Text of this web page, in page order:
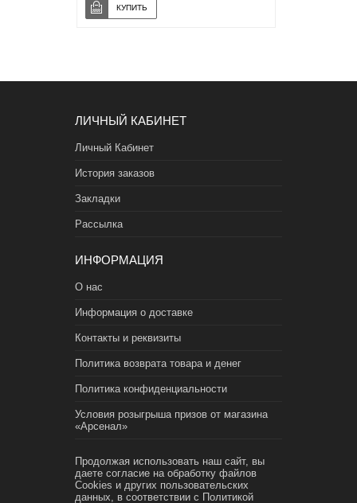
ЛИЧНЫЙ КАБИНЕТ
Личный Кабинет
История заказов
Закладки
Рассылка
ИНФОРМАЦИЯ
О нас
Информация о доставке
Контакты и реквизиты
Политика возврата товара и денег
Политика конфиденциальности
Условия розыгрыша призов от магазина
«Арсенал»
Продолжая использовать наш сайт, вы
даете согласие на обработку файлов
Cookies и других пользовательских
данных, в соответствии с Политикой